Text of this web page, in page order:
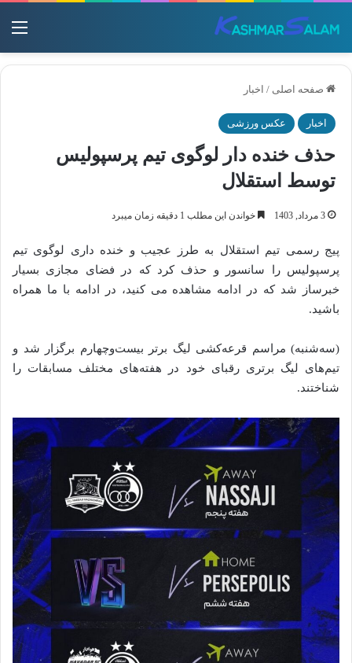
صفحه اصلی / اخبار
اخبار عکس ورزشی
حذف خنده دار لوگوی تیم پرسپولیس
توسط استقلال
3 مرداد, 1403 خواندن این مطلب 1 دقیقه زمان میبرد
پیج رسمی تیم استقلال به طرز عجیب و خنده داری لوگوی تیم
پرسپولیس را سانسور و حذف کرد که در فضای مجازی بسیار
خبرساز شد که در ادامه مشاهده می کنید، در ادامه با ما همراه
باشید.
(سه‌شنبه) مراسم قرعه‌کشی لیگ برتر بیست‌وچهارم برگزار شد و
تیم‌های لیگ برتری رقبای خود در هفته‌های مختلف مسابقات را
شناختند.